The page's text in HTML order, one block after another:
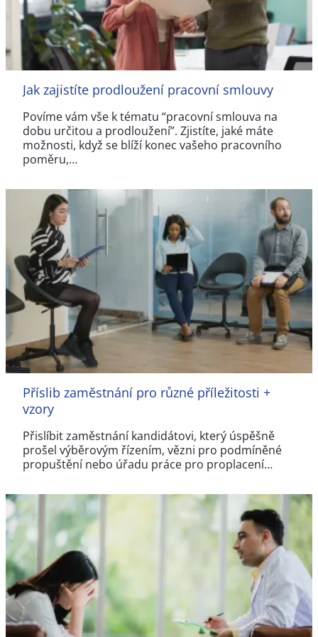
Jak zajistíte prodloužení pracovní smlouvy
Povíme vám vše k tématu “pracovní smlouva na
dobu určitou a prodloužení”. Zjistíte, jaké máte
možnosti, když se blíží konec vašeho pracovního
poměru,…
Příslib zaměstnání pro různé příležitosti +
vzory
Přislíbit zaměstnání kandidátovi, který úspěšně
prošel výběrovým řízením, vězni pro podmíněné
propuštění nebo úřadu práce pro proplacení…